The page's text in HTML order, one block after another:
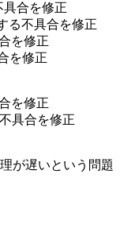
具合を修正
る不具合を修正
を修正
を修正
を修正
具合を修正
が遅いという問題